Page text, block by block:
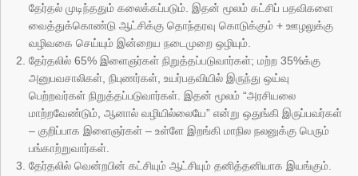
தேர்தல் முடிந்ததும் கலைக்கப்படும். இதன் மூலம் கட்சிப் பதவிகளை
வைத்துக்கொண்டு ஆட்சிக்கு தொந்தரவு கொடுக்கும் + ஊழலுக்கு
வழிவகை செய்யும் இன்றைய நடைமுறை ஒழியும்.
தேர்தலில் 65% இளைஞர்கள் நிறுத்தப்படுவார்கள்; மற்ற 35%க்கு
அனுபவசாலிகள், நிபுணர்கள், உயர்பதவியில் இருந்து ஒய்வு
பெற்றவர்கள் நிறுத்தப்படுவார்கள். இதன் மூலம் “அரசியலை
மாற்றவேண்டும், ஆனால் வழியில்லையே” என்று ஒதுங்கி இருப்பவர்கள்
– குறிப்பாக இளைஞர்கள் – உள்ளே இறங்கி மாநில நலனுக்கு பெரும்
பங்காற்றுவார்கள்.
தேர்தலில் வென்றபின் கட்சியும் ஆட்சியும் தனித்தனியாக இயங்கும்.